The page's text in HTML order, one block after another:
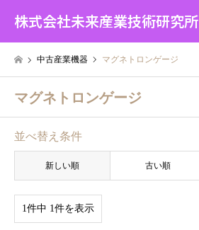
株式会社未来産業技術研究所
中古産業機器 マグネトロンゲージ
マグネトロンゲージ
並べ替え条件
新しい順 古い順
1件中 1件を表示